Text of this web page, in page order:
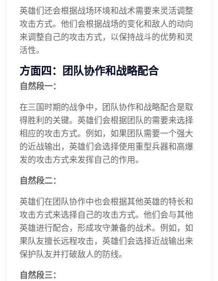
英雄们还会根据战场环境和战术需要来灵活调整
攻击方式。他们会根据战场的变化和敌人的动向
来调整自己的攻击方式，以保持战斗的优势和灵
活性。
方面四：团队协作和战略配合
自然段一：
在三国时期的战争中，团队协作和战略配合是取
得胜利的关键。英雄们会根据团队的需要来选择
相应的攻击方式。例如，如果团队需要一个强大
的近战输出，英雄们会选择使用重型兵器和高爆
发的攻击方式来发挥自己的作用。
自然段二：
英雄们在团队协作中也会根据其他英雄的特长和
攻击方式来选择自己的攻击方式。他们会与其他
英雄进行配合，形成攻守兼备的战术。例如，如
果队友擅长远程攻击，英雄们会选择近战输出来
保护队友并打破敌人的防线。
自然段三：